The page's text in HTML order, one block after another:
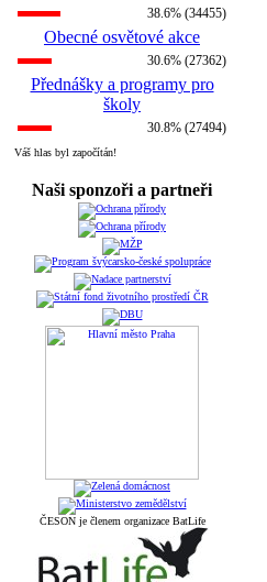
38.6% (34455)
Obecné osvětové akce
30.6% (27362)
Přednášky a programy pro
školy
30.8% (27494)
Váš hlas byl započítán!
Naši sponzoři a partneři
ČESON je členem organizace BatLife